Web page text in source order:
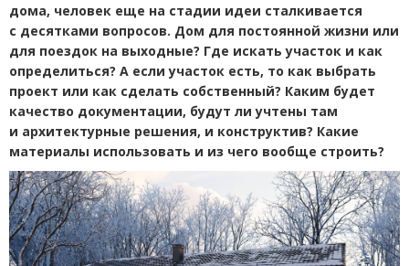
дома, человек еще на стадии идеи сталкивается
с десятками вопросов. Дом для постоянной жизни или
для поездок на выходные? Где искать участок и как
определиться? А если участок есть, то как выбрать
проект или как сделать собственный? Каким будет
качество документации, будут ли учтены там
и архитектурные решения, и конструктив? Какие
материалы использовать и из чего вообще строить?